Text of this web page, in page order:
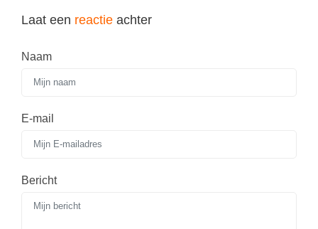
Laat een reactie achter
Naam
E-mail
Bericht